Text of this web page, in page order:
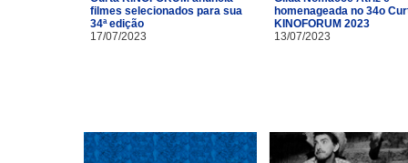
filmes selecionados para sua
34ª edição
17/07/2023
homenageada no 34o
KINOFORUM 2023
13/07/2023